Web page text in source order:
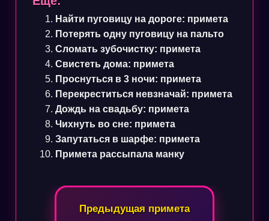
Найти пуговицу на дороге: примета
Потерять одну пуговицу на пальто
Сломать зубочистку: примета
Свистеть дома: примета
Проснуться в 3 ночи: примета
Перекреститься невзначай: примета
Дождь на свадьбу: примета
Чихнуть во сне: примета
Запутаться в шарфе: примета
Примета рассыпала манку
Навигация
Предыдущая примета